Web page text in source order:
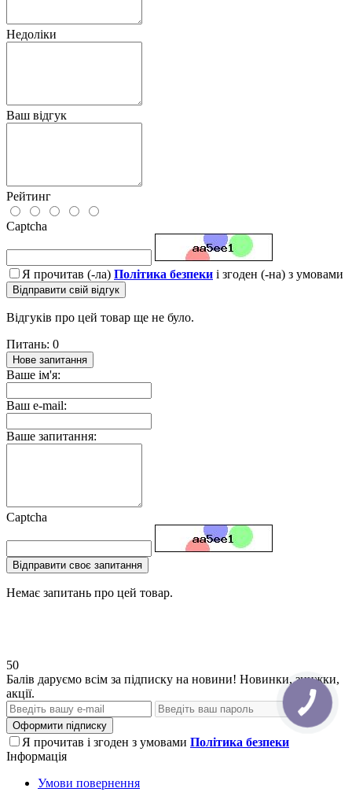
Недоліки
Ваш відгук
Рейтинг
Captcha
Я прочитав (-ла) Політика безпеки і згоден (-на) з умовами
Відправити свій відгук
Відгуків про цей товар ще не було.
Питань: 0
Нове запитання
Ваше ім'я:
Ваш e-mail:
Ваше запитання:
Captcha
Відправити своє запитання
Немає запитань про цей товар.
50
Балів даруємо всім за підписку на новини! Новинки, знижки,
акції.
Оформити підписку
Я прочитав і згоден з умовами Політика безпеки
Інформація
Умови повернення